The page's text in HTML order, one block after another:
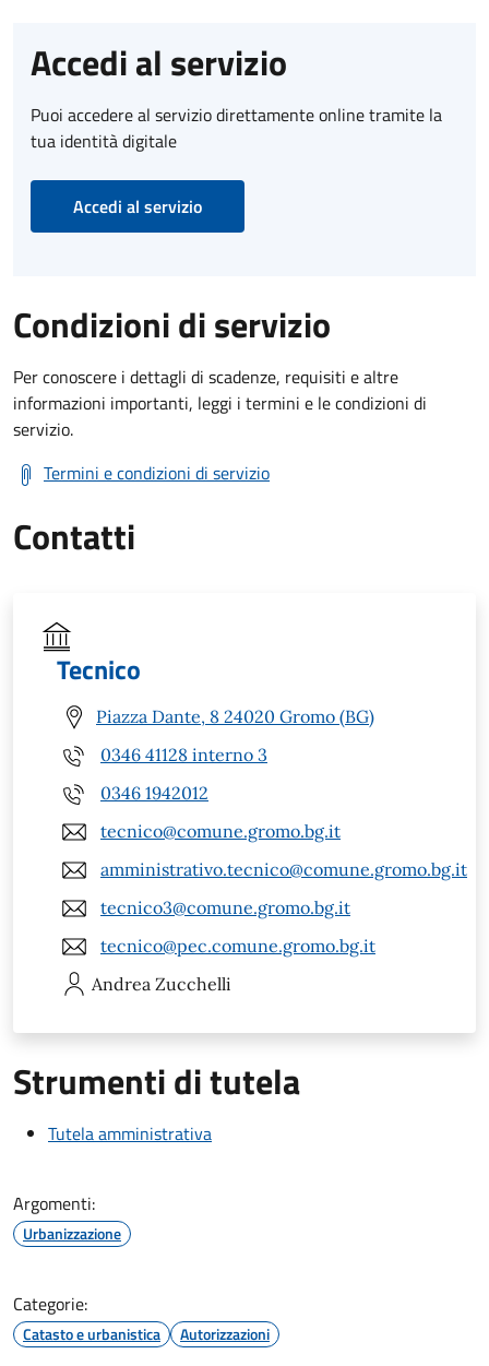
Accedi al servizio
Puoi accedere al servizio direttamente online tramite la
tua identità digitale
Accedi al servizio
Condizioni di servizio
Per conoscere i dettagli di scadenze, requisiti e altre
informazioni importanti, leggi i termini e le condizioni di
servizio.
Termini e condizioni di servizio
Contatti
Tecnico
Piazza Dante, 8 24020 Gromo (BG)
0346 41128 interno 3
0346 1942012
tecnico@comune.gromo.bg.it
amministrativo.tecnico@comune.gromo.bg.it
tecnico3@comune.gromo.bg.it
tecnico@pec.comune.gromo.bg.it
Andrea Zucchelli
Strumenti di tutela
Tutela amministrativa
Argomenti:
Urbanizzazione
Categorie:
Catasto e urbanistica Autorizzazioni